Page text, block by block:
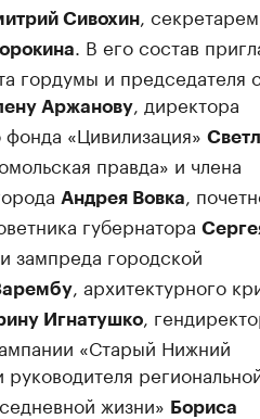
Сивохин,
. В его состав
гордумы и председателя
Аржанову, директора
фонда «Цивилизация»
правда» и члена
Андрея Вовка
,
губернатора
зампреда городской
, архитектурного
Игнатушко,
«Старый Нижний
руководителя
жизни» Бориса